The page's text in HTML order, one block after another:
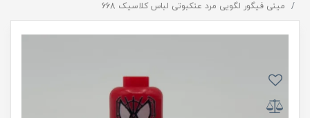
مینی فیگور لگویی مرد عنکبوتی لباس کلاسیک 668